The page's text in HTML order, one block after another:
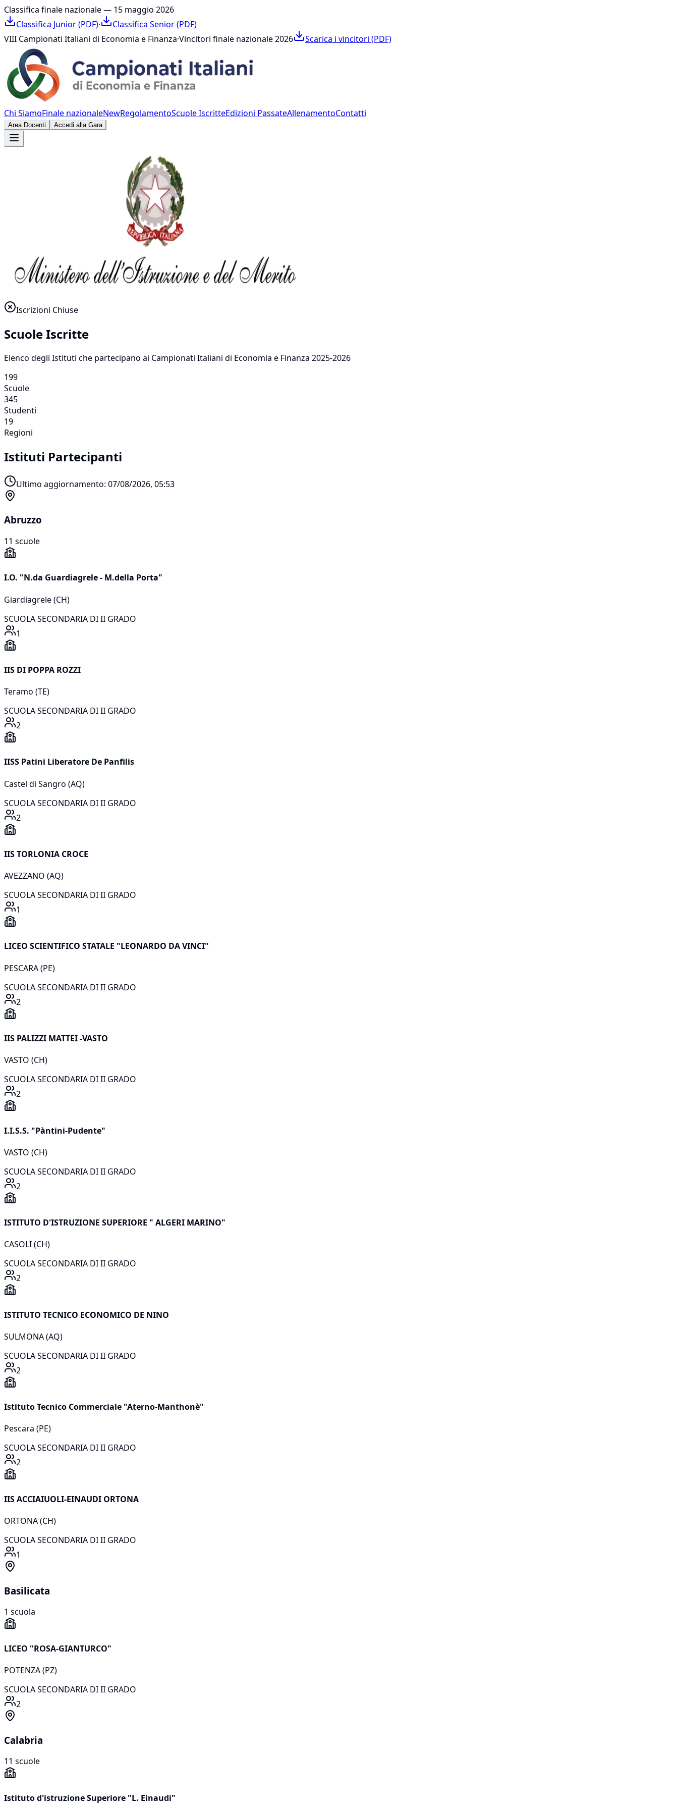
Classifica finale nazionale — 15 maggio 2026
Classifica Junior (PDF)·
Classifica Senior (PDF)
VIII Campionati Italiani di Economia e Finanza·Vincitori finale nazionale 2026 Scarica i vincitori (PDF)
Chi SiamoFinale nazionaleNewRegolamentoScuole IscritteEdizioni PassateAllenamentoContatti
Area Docenti Accedi alla Gara
Iscrizioni Chiuse
Scuole Iscritte
Elenco degli Istituti che partecipano ai Campionati Italiani di Economia e Finanza 2025-2026
199
Scuole
345
Studenti
19
Regioni
Istituti Partecipanti
Ultimo aggiornamento: 07/08/2026, 05:53
Abruzzo
11 scuole
I.O. "N.da Guardiagrele - M.della Porta"
Giardiagrele(CH)
SCUOLA SECONDARIA DI II GRADO
1
IIS DI POPPA ROZZI
Teramo (TE)
SCUOLA SECONDARIA DI II GRADO
2
IISS Patini Liberatore De Panfilis
Castel di Sangro (AQ)
SCUOLA SECONDARIA DI II GRADO
2
IIS TORLONIA CROCE
AVEZZANO (AQ)
SCUOLA SECONDARIA DI II GRADO
1
LICEO SCIENTIFICO STATALE "LEONARDO DA VINCI"
PESCARA(PE)
SCUOLA SECONDARIA DI II GRADO
2
IIS PALIZZI MATTEI -VASTO
VASTO (CH)
SCUOLA SECONDARIA DI II GRADO
2
I.I.S.S. "Pàntini-Pudente"
VASTO (CH)
SCUOLA SECONDARIA DI II GRADO
2
ISTITUTO D'ISTRUZIONE SUPERIORE " ALGERI MARINO"
CASOLI(CH)
SCUOLA SECONDARIA DI II GRADO
2
ISTITUTO TECNICO ECONOMICO DE NINO
SULMONA(AQ)
SCUOLA SECONDARIA DI II GRADO
2
Istituto Tecnico Commerciale "Aterno-Manthonè"
Pescara (PE)
SCUOLA SECONDARIA DI II GRADO
2
IIS ACCIAIUOLI-EINAUDI ORTONA
ORTONA(CH)
SCUOLA SECONDARIA DI II GRADO
1
Basilicata
1 scuola
LICEO "ROSA-GIANTURCO"
POTENZA(PZ)
SCUOLA SECONDARIA DI II GRADO
2
Calabria
11 scuole
Istituto d'istruzione Superiore "L. Einaudi"